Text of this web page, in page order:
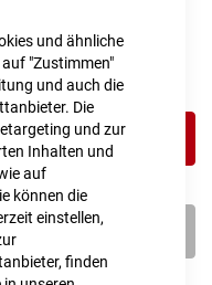
und ähnliche
"Zustimmen"
und auch die
Die
und zur
Inhalten und
auf
können die
einstellen,
finden
54 cm